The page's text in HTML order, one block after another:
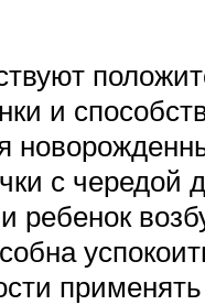
и
с чередой